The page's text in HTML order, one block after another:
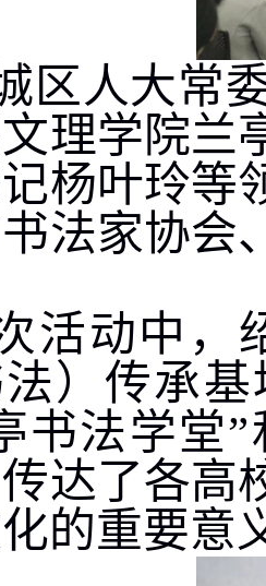
区人大常
理学院兰
杨叶玲等
法家协会
活动中，
法）传承
书法学堂
达了各高
的重要意